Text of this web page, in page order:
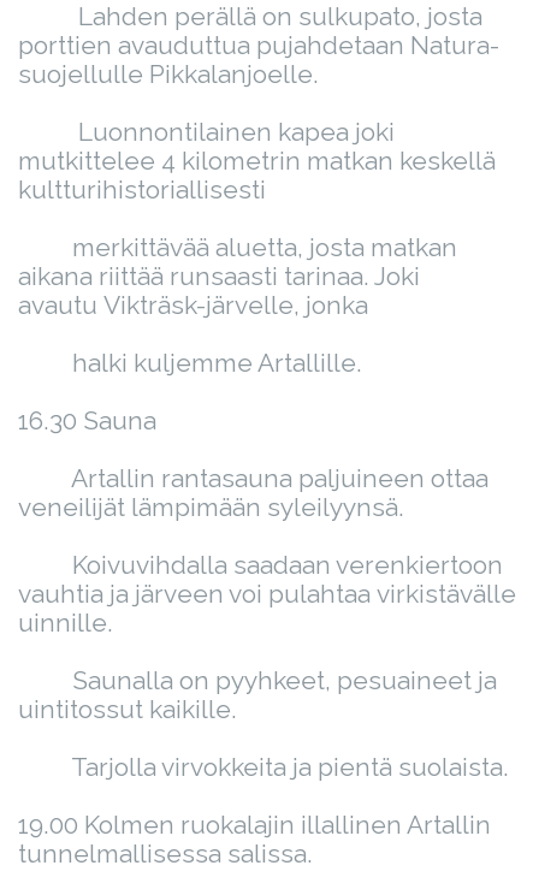
Lahden perällä on sulkupato, josta
porttien avauduttua pujahdetaan Natura-
suojellulle Pikkalanjoelle.
Luonnontilainen kapea joki
mutkittelee 4 kilometrin matkan keskellä
kultturihistoriallisesti
merkittävää aluetta, josta matkan
aikana riittää runsaasti tarinaa. Joki
avautu Vikträsk-järvelle, jonka
halki kuljemme Artallille.
16.30 Sauna
Artallin rantasauna paljuineen ottaa
veneilijät lämpimään syleilyynsä.
Koivuvihdalla saadaan verenkiertoon
vauhtia ja järveen voi pulahtaa virkistävälle
uinnille.
Saunalla on pyyhkeet, pesuaineet ja
uintitossut kaikille.
Tarjolla virvokkeita ja pientä suolaista.
19.00 Kolmen ruokalajin illallinen Artallin
tunnelmallisessa salissa.